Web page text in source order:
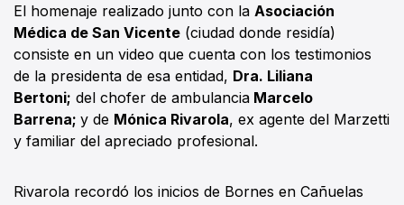
El homenaje realizado junto con la Asociación
Médica de San Vicente (ciudad donde residía)
consiste en un video que cuenta con los testimonios
de la presidenta de esa entidad, Dra. Liliana
Bertoni; del chofer de ambulancia Marcelo
Barrena; y de Mónica Rivarola, ex agente del Marzetti
y familiar del apreciado profesional.
Rivarola recordó los inicios de Bornes en Cañuelas